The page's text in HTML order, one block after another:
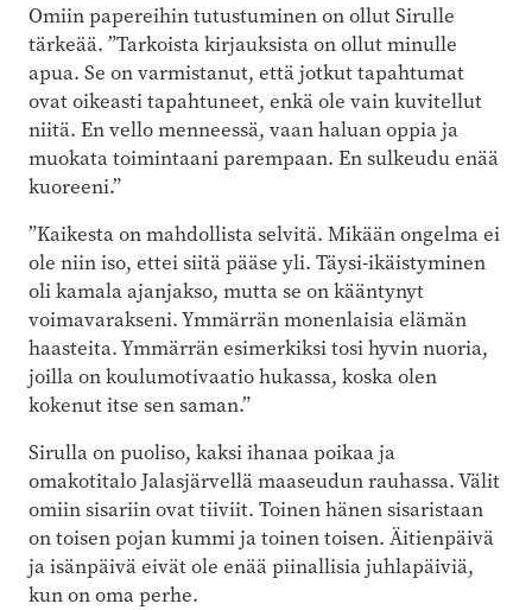
Omiin papereihin tutustuminen on ollut Sirulle
tärkeää. ”Tarkoista kirjauksista on ollut minulle
apua. Se on varmistanut, että jotkut tapahtumat
ovat oikeasti tapahtuneet, enkä ole vain kuvitellut
niitä. En vello menneessä, vaan haluan oppia ja
muokata toimintaani parempaan. En sulkeudu enää
kuoreeni.”
”Kaikesta on mahdollista selvitä. Mikään ongelma ei
ole niin iso, ettei siitä pääse yli. Täysi-ikäistyminen
oli kamala ajanjakso, mutta se on kääntynyt
voimavarakseni. Ymmärrän monenlaisia elämän
haasteita. Ymmärrän esimerkiksi tosi hyvin nuoria,
joilla on koulumotivaatio hukassa, koska olen
kokenut itse sen saman.”
Sirulla on puoliso, kaksi ihanaa poikaa ja
omakotitalo Jalasjärvellä maaseudun rauhassa. Välit
omiin sisariin ovat tiiviit. Toinen hänen sisaristaan
on toisen pojan kummi ja toinen toisen. Äitienpäivä
ja isänpäivä eivät ole enää piinallisia juhlapäiviä,
kun on oma perhe.